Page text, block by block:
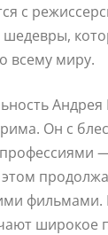
с
шедевры,
всему миру.
Андрея
Он с
фильмами.
широкое